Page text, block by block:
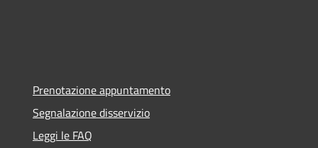
Prenotazione appuntamento
Segnalazione disservizio
Leggi le FAQ